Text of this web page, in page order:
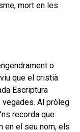
mort en les
o
que el cristià
Escriptura
vegades. Al pròleg
recorda que:
en el seu nom, els